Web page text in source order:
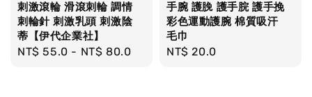
刺激滾輪 滑滾刺輪 調情
刺輪針 刺激乳頭 刺激陰
蒂【伊代企業社】
Regular
NT$ 55.0 - NT$ 80.0
手腕 護脕 護手脘 護手挽
彩色運動護腕 棉質吸汗
毛巾
Regular
NT$ 20.0